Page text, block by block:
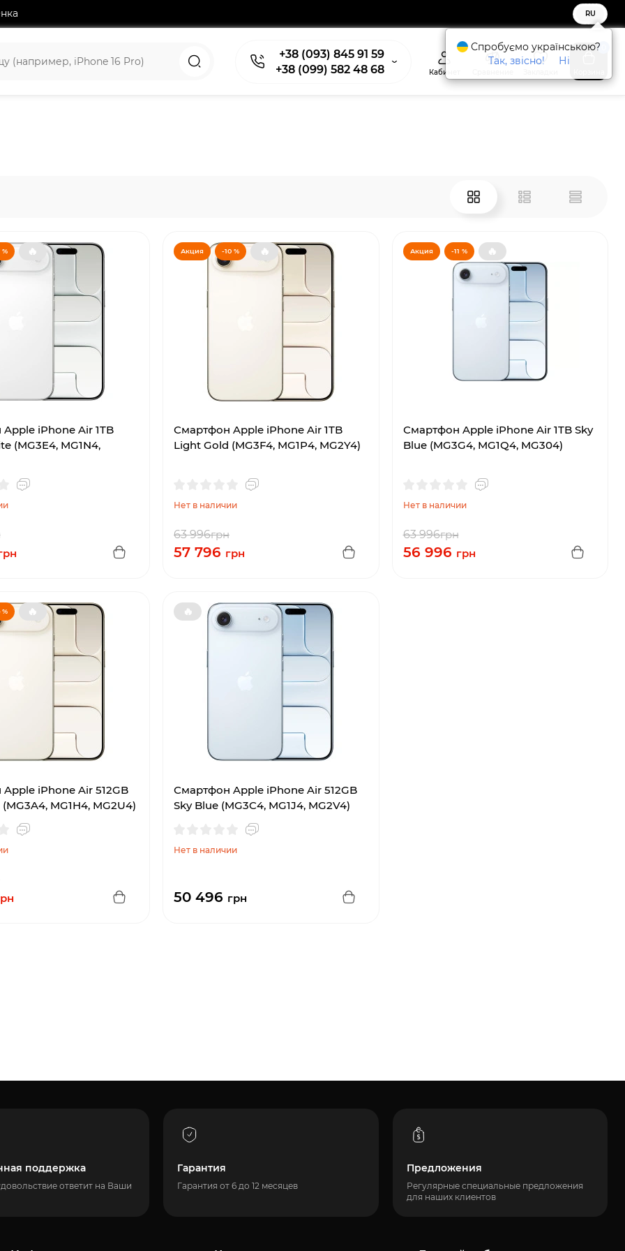
RU
+38 (093) 845 91 59
+38 (099) 582 48 68
Кабинет
% 🔥
iPhone Air 1TB
(MG3E4, MG1N4,
Акция -10 % 🔥
Смартфон Apple iPhone Air 1TB
Light Gold (MG3F4, MG1P4, MG2Y4)
Нет в наличии
63 996грн
57 796 грн
Акция -11 % 🔥
Смартфон Apple iPhone Air 1TB Sky
Blue (MG3G4, MG1Q4, MG304)
Нет в наличии
63 996грн
56 996 грн
% 🔥
iPhone Air 512GB
MG1H4, MG2U4)
🔥
Смартфон Apple iPhone Air 512GB
Sky Blue (MG3C4, MG1J4, MG2V4)
Нет в наличии
50 496 грн
поддержка
ответит на Ваши
Гарантия
Гарантия от 6 до 12 месяцев
Предложения
Регулярные специальные предложения
для наших клиентов
Спробуємо українською?
Так, звісно!
Ні